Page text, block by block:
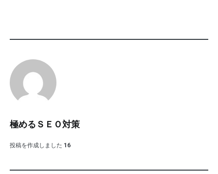
極めるＳＥＯ対策
投稿を作成しました 16